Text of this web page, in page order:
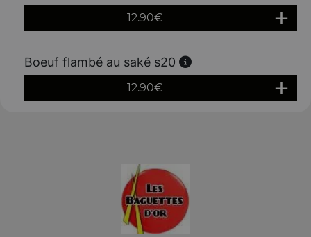
12.90€
Boeuf flambé au saké s20
12.90€